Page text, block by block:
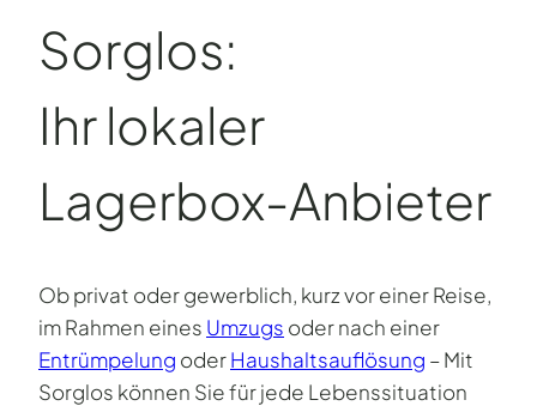
Sorglos:
Ihr lokaler
Lagerbox-Anbieter
Ob privat oder gewerblich, kurz vor einer Reise,
im Rahmen eines Umzugs oder nach einer
Entrümpelung oderHaushaltsauflösung – Mit
Sorglos können Sie für jede Lebenssituation